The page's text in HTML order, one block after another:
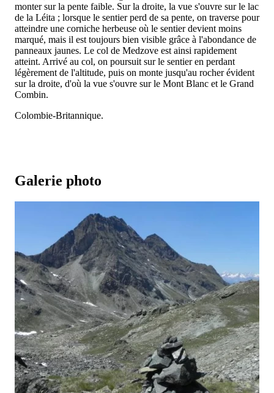
monter sur la pente faible. Sur la droite, la vue s'ouvre sur le lac
de la Léita ; lorsque le sentier perd de sa pente, on traverse pour
atteindre une corniche herbeuse où le sentier devient moins
marqué, mais il est toujours bien visible grâce à l'abondance de
panneaux jaunes. Le col de Medzove est ainsi rapidement
atteint. Arrivé au col, on poursuit sur le sentier en perdant
légèrement de l'altitude, puis on monte jusqu'au rocher évident
sur la droite, d'où la vue s'ouvre sur le Mont Blanc et le Grand
Combin.
Colombie-Britannique.
Galerie photo